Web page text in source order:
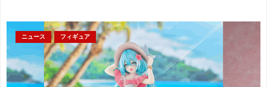
ニュース フィギュア